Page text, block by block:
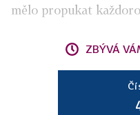
mělo propukat
ZBÝVÁ